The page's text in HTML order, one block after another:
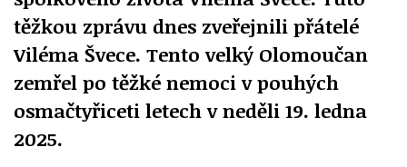
těžkou zprávu dnes zveřejnili přátelé
Viléma Švece. Tento velký Olomoučan
zemřel po těžké nemoci v pouhých
osmačtyřiceti letech v neděli 19. ledna
2025.